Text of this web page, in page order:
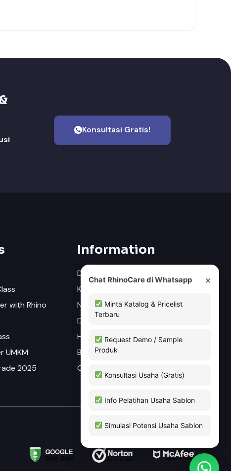
Konsultasi Gratis!
with Rhino
UMKM
2025
Information
Distributor
Katalog
Newsletter
Driver
Hubungi Kami
Blog
Gallery
Chat RhinoCare di Whatsapp ×
Minta Katalog & Pricelist
Terbaru
Request Demo / Sample
Produk
Konsultasi Usaha (Gratis)
Info Pelatihan Usaha Sablon
Simulasi Potensi Usaha Sablon